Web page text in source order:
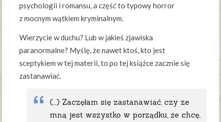
psychologii i romansu, a część to typowy horror
z mocnym wątkiem kryminalnym.
Wierzycie w duchu? Lub w jakieś zjawiska
paranormalne? Myślę, że nawet ktoś, kto jest
sceptykiem w tej materii, to po tej książce zacznie się
zastanawiać.
(…) Zaczęłam się zastanawiać, czy ze
mną jest wszystko w porządku, że chcę,